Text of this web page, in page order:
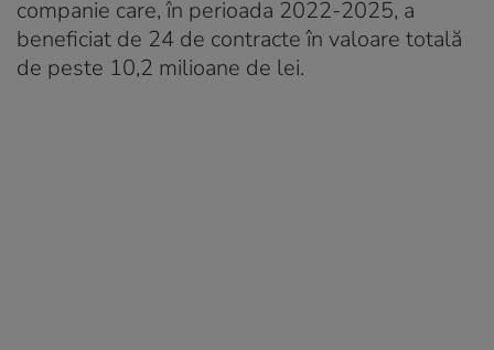
companie care, în perioada 2022-2025, a
beneficiat de 24 de contracte în valoare totală
de peste 10,2 milioane de lei.